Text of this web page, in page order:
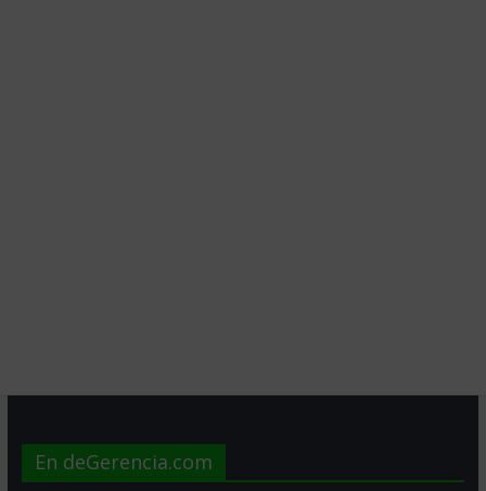
En deGerencia.com